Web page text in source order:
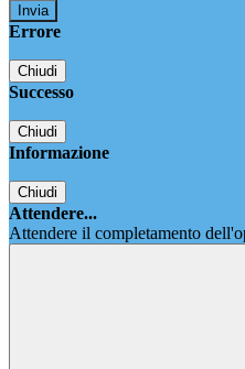
Errore
Chiudi
Successo
Chiudi
Informazione
Chiudi
Attendere...
Attendere il completamento